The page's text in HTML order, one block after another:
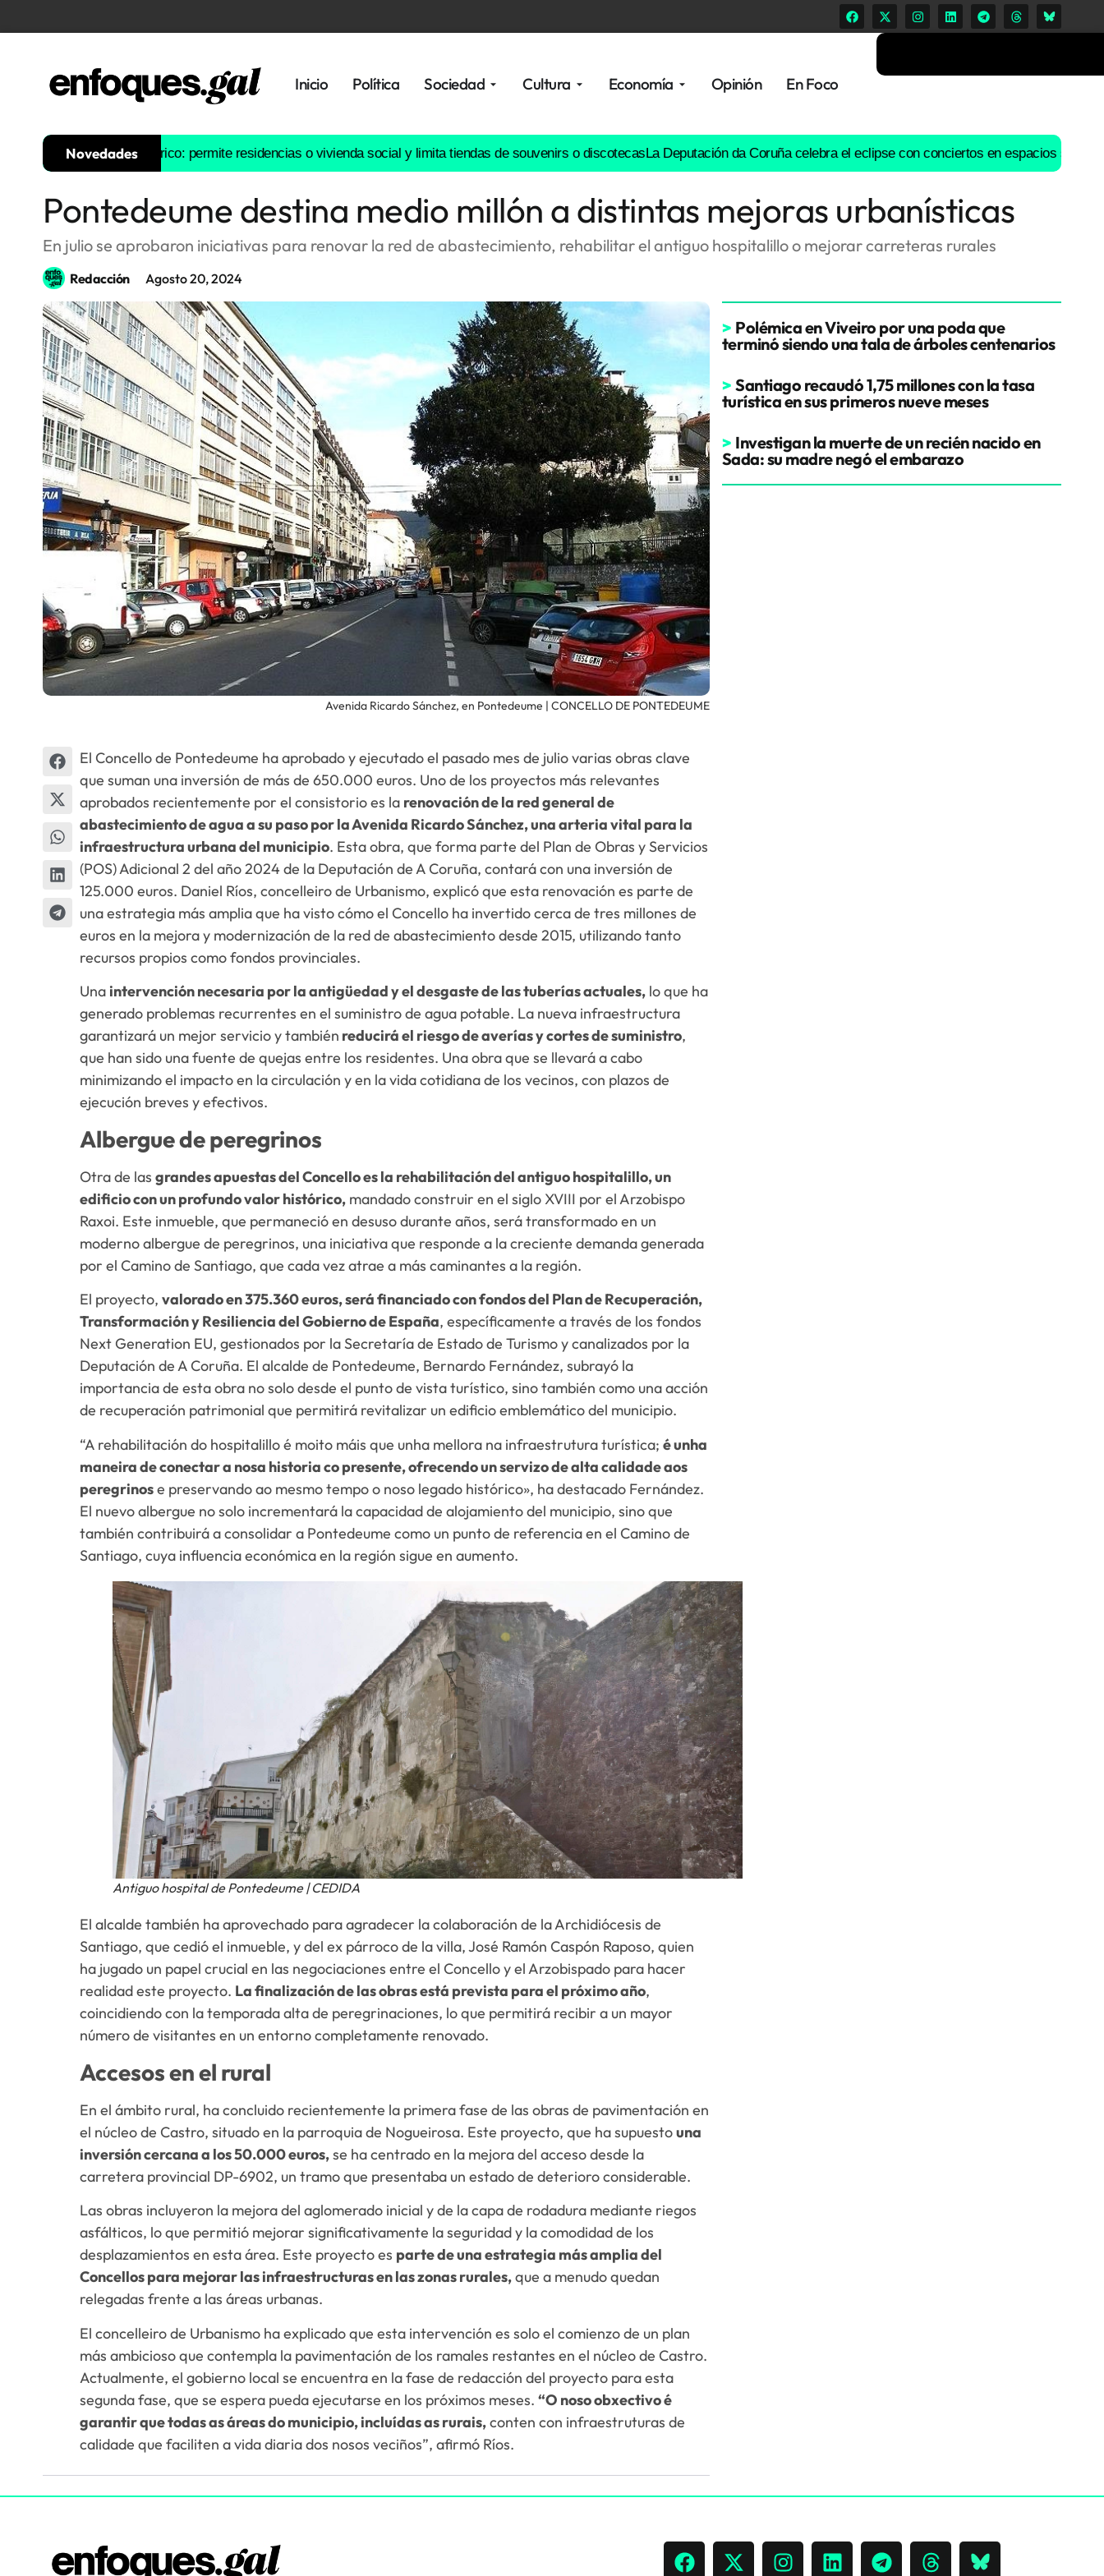
Inicio Política Sociedad Cultura Economía Opinión En Foco
Tendencias
Memoria
Histórica
Gastronomía
Escenarios
Sostenibilidad
Innova
Novedades
su casco histórico: permite residencias o vivienda social y limita tiendas de souvenirs o discotecasLa Deputación da Coruña celebra el eclipse con conciertos en espacios singulares de
Pontedeume destina medio millón a distintas mejoras urbanísticas
En julio se aprobaron iniciativas para renovar la red de abastecimiento, rehabilitar el antiguo hospitalillo o mejorar carreteras rurales
Redacción Agosto 20, 2024
Avenida Ricardo Sánchez, en Pontedeume | CONCELLO DE PONTEDEUME
El Concello de Pontedeume ha aprobado y ejecutado el pasado mes de julio varias obras clave
que suman una inversión de más de 650.000 euros. Uno de los proyectos más relevantes
aprobados recientemente por el consistorio es la renovación de la red general de
abastecimiento de agua a su paso por la Avenida Ricardo Sánchez, una arteria vital para la
infraestructura urbana del municipio. Esta obra, que forma parte del Plan de Obras y Servicios
(POS) Adicional 2 del año 2024 de la Deputación de A Coruña, contará con una inversión de
125.000 euros. Daniel Ríos, concelleiro de Urbanismo, explicó que esta renovación es parte de
una estrategia más amplia que ha visto cómo el Concello ha invertido cerca de tres millones de
euros en la mejora y modernización de la red de abastecimiento desde 2015, utilizando tanto
recursos propios como fondos provinciales.
Una intervención necesaria por la antigüedad y el desgaste de las tuberías actuales, lo que ha
generado problemas recurrentes en el suministro de agua potable. La nueva infraestructura
garantizará un mejor servicio y también reducirá el riesgo de averías y cortes de suministro,
que han sido una fuente de quejas entre los residentes. Una obra que se llevará a cabo
minimizando el impacto en la circulación y en la vida cotidiana de los vecinos, con plazos de
ejecución breves y efectivos.
Albergue de peregrinos
Otra de lasgrandes apuestas del Concello es la rehabilitación del antiguo hospitalillo, un
edificio con un profundo valor histórico, mandado construir en el siglo XVIII por el Arzobispo
Raxoi. Este inmueble, que permaneció en desuso durante años, será transformado en un
moderno albergue de peregrinos, una iniciativa que responde a la creciente demanda generada
por el Camino de Santiago, que cada vez atrae a más caminantes a la región.
El proyecto,valorado en 375.360 euros, será financiado con fondos del Plan de Recuperación,
Transformación y Resiliencia del Gobierno de España, específicamente a través de los fondos
Next Generation EU, gestionados por la Secretaría de Estado de Turismo y canalizados por la
Deputación de A Coruña. El alcalde de Pontedeume, Bernardo Fernández, subrayó la
importancia de esta obra no solo desde el punto de vista turístico, sino también como una acción
de recuperación patrimonial que permitirá revitalizar un edificio emblemático del municipio.
“A rehabilitación do hospitalillo é moito máis que unha mellora na infraestrutura turística;é unha
maneira de conectar a nosa historia co presente, ofrecendo un servizo de alta calidade aos
peregrinose preservando ao mesmo tempo o noso legado histórico», ha destacado Fernández.
El nuevo albergue no solo incrementará la capacidad de alojamiento del municipio, sino que
también contribuirá a consolidar a Pontedeume como un punto de referencia en el Camino de
Santiago, cuya influencia económica en la región sigue en aumento.
Antiguo hospital de Pontedeume | CEDIDA
El alcalde también ha aprovechado para agradecer la colaboración de la Archidiócesis de
Santiago, que cedió el inmueble, y del ex párroco de la villa, José Ramón Caspón Raposo, quien
ha jugado un papel crucial en las negociaciones entre el Concello y el Arzobispado para hacer
realidad este proyecto. La finalización de las obras está prevista para el próximo año,
coincidiendo con la temporada alta de peregrinaciones, lo que permitirá recibir a un mayor
número de visitantes en un entorno completamente renovado.
Accesos en el rural
En el ámbito rural, ha concluido recientemente la primera fase de las obras de pavimentación en
el núcleo de Castro, situado en la parroquia de Nogueirosa. Este proyecto, que ha supuestouna
inversión cercana a los 50.000 euros,se ha centrado en la mejora del acceso desde la
carretera provincial DP-6902, un tramo que presentaba un estado de deterioro considerable.
Las obras incluyeron la mejora del aglomerado inicial y de la capa de rodadura mediante riegos
asfálticos, lo que permitió mejorar significativamente la seguridad y la comodidad de los
desplazamientos en esta área. Este proyecto es parte de una estrategia más amplia del
Concellos para mejorar las infraestructuras en las zonas rurales,que a menudo quedan
relegadas frente a las áreas urbanas.
El concelleiro de Urbanismo ha explicado que esta intervención es solo el comienzo de un plan
más ambicioso que contempla la pavimentación de los ramales restantes en el núcleo de Castro.
Actualmente, el gobierno local se encuentra en la fase de redacción del proyecto para esta
segunda fase, que se espera pueda ejecutarse en los próximos meses.“O noso obxectivo é
garantir que todas as áreas do municipio, incluídas as rurais,conten con infraestruturas de
calidade que faciliten a vida diaria dos nosos veciños”, afirmó Ríos.
> Polémica en Viveiro por una poda que
terminó siendo una tala de árboles centenarios
> Santiago recaudó 1,75 millones con la tasa
turística en sus primeros nueve meses
> Investigan la muerte de un recién nacido en
Sada: su madre negó el embarazo